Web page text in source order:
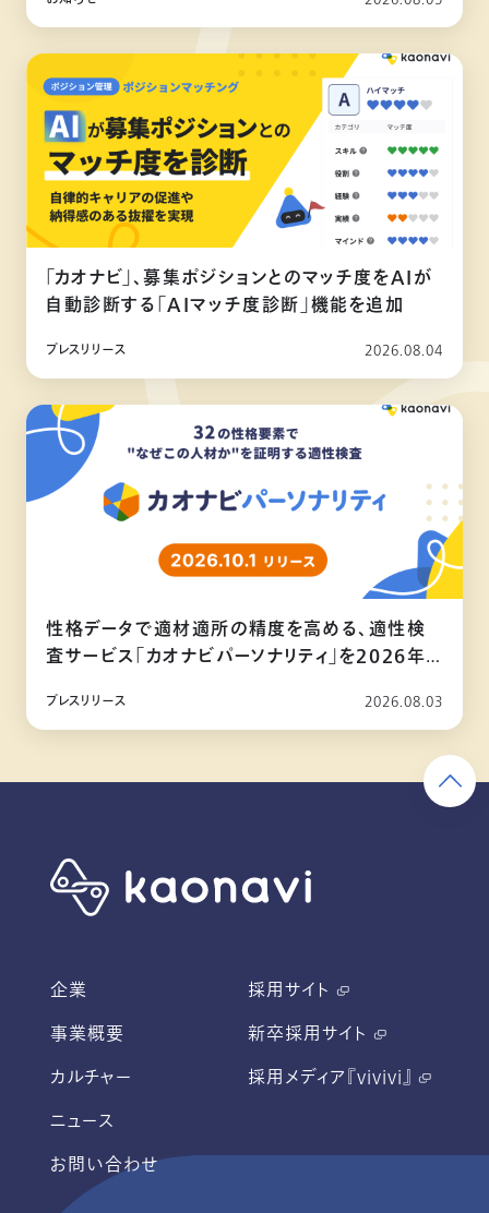
「カオナビ」、募集ポジションとのマッチ度をAIが
自動診断する「AIマッチ度診断」機能を追加
プレスリリース 2026.08.04
性格データで適材適所の精度を高める、適性検
査サービス「カオナビパーソナリティ」を2026年
プレスリリース 2026.08.03
企業
事業概要
カルチャー
ニュース
お問い合わせ
採用サイト
新卒採用サイト
採用メディア『vivivi』